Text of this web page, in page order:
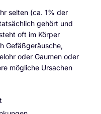
selten (ca. 1% der
gehört und
oft im Körper
Gefäßgeräusche,
oder Gaumen oder
mögliche Ursachen